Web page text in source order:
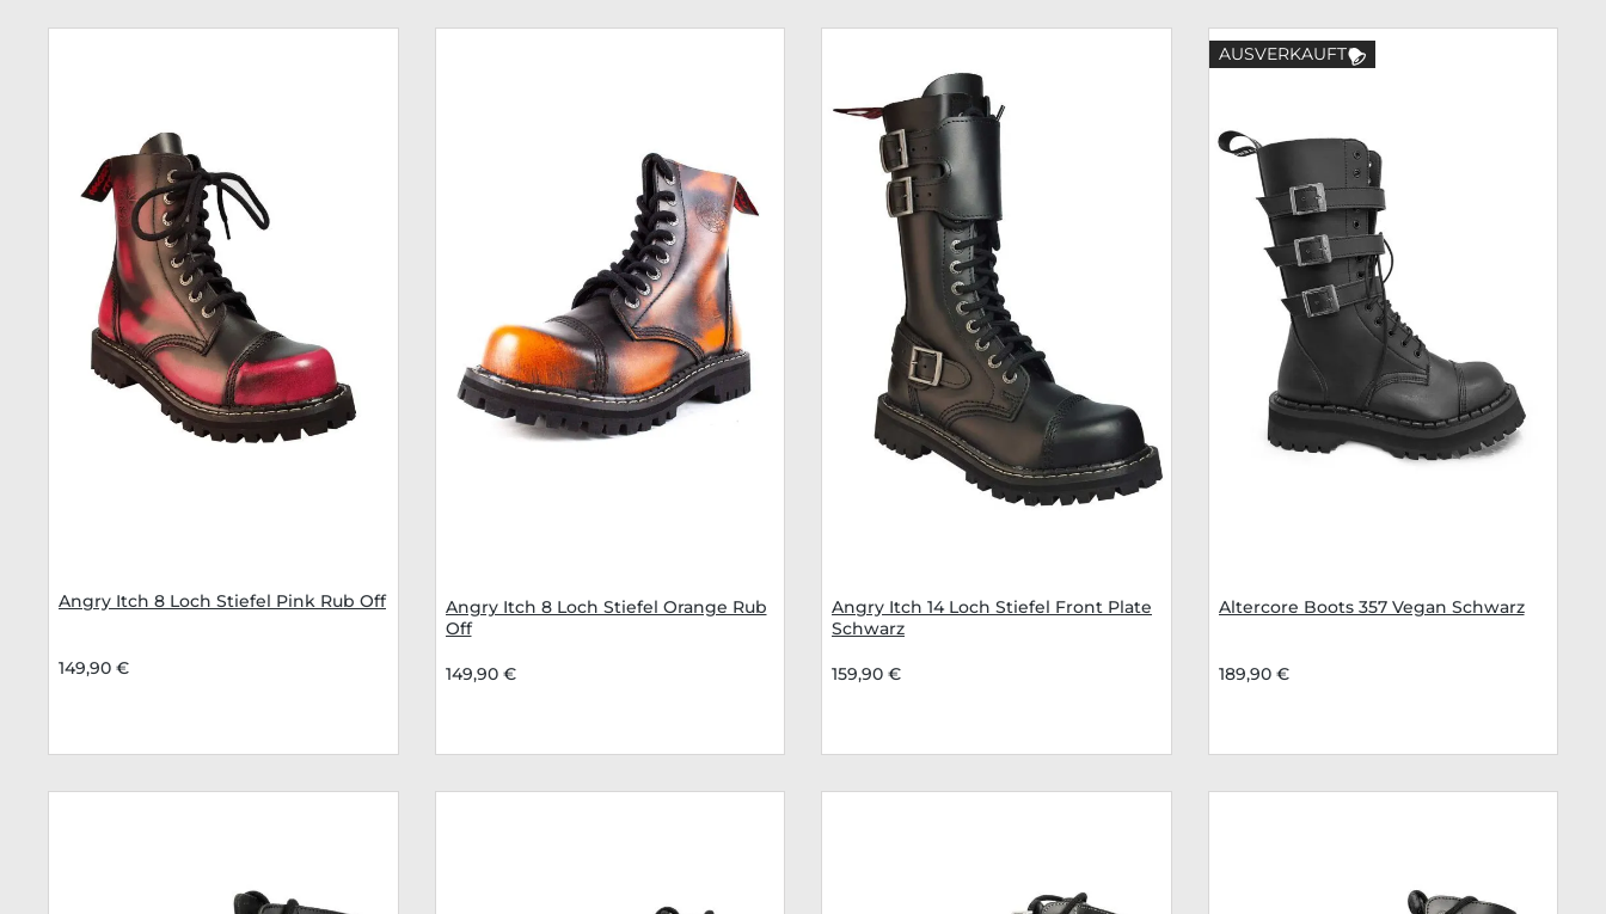
Angry Itch 8 Loch Stiefel Pink Rub Off
149,90 €
Angry Itch 8 Loch Stiefel Orange Rub
Off
149,90 €
Angry Itch 14 Loch Stiefel Front Plate
Schwarz
159,90 €
AUSVERKAUFT
Altercore Boots 357 Vegan Schwarz
189,90 €